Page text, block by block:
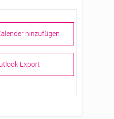
hinzufügen
Export